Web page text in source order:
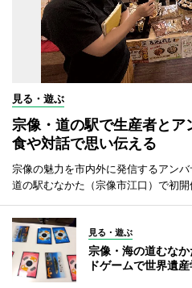
見る・遊ぶ
宗像・道の駅で生産者と
食や対話で思い伝える
宗像の魅力を市内外に発信するアンバ
道の駅むなかた（宗像市江口）で初開
見る・遊ぶ
宗像・海の道むな
ドゲームで世界遺